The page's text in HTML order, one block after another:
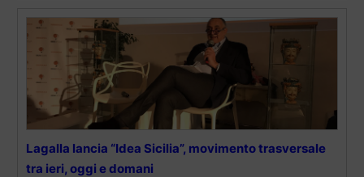
Lagalla lancia “Idea Sicilia”, movimento trasversale
tra ieri, oggi e domani